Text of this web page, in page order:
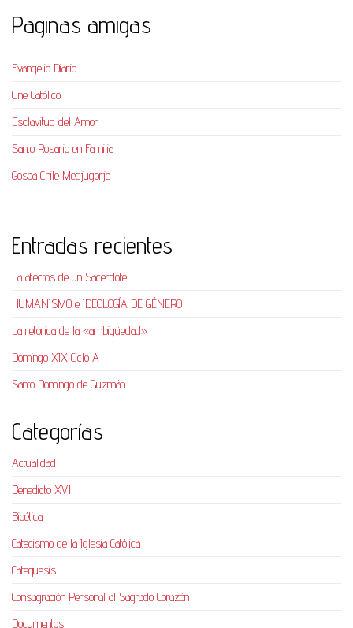
Paginas amigas
Evangelio Diario
Cine Católico
Esclavitud del Amor
Santo Rosario en Familia
Gospa Chile Medjugorje
Entradas recientes
La afectos de un Sacerdote
HUMANISMO e IDEOLOGÍA DE GÉNERO
La retórica de la «ambigüedad»
Domingo XIX Ciclo A
Santo Domingo de Guzmán
Categorías
Actualidad
Benedicto XVI
Bioética
Catecismo de la Iglesia Católica
Catequesis
Consagración Personal al Sagrado Corazón
Documentos